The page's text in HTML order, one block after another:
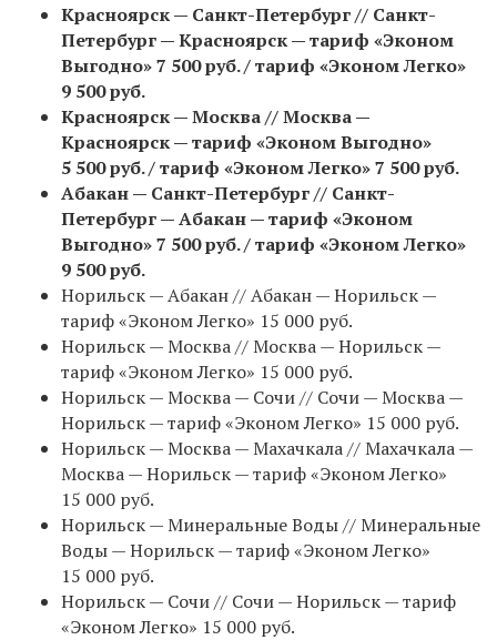
Красноярск — Санкт-Петербург // Санкт-
Петербург — Красноярск — тариф «Эконом
Выгодно» 7 500 руб. / тариф «Эконом Легко»
9 500 руб.
Красноярск — Москва // Москва —
Красноярск — тариф «Эконом Выгодно»
5 500 руб. / тариф «Эконом Легко» 7 500 руб.
Абакан — Санкт-Петербург // Санкт-
Петербург — Абакан — тариф «Эконом
Выгодно» 7 500 руб. / тариф «Эконом Легко»
9 500 руб.
Норильск — Абакан // Абакан — Норильск —
тариф «Эконом Легко» 15 000 руб.
Норильск — Москва // Москва — Норильск —
тариф «Эконом Легко» 15 000 руб.
Норильск — Москва — Сочи // Сочи — Москва —
Норильск — тариф «Эконом Легко» 15 000 руб.
Норильск — Москва — Махачкала // Махачкала —
Москва — Норильск — тариф «Эконом Легко»
15 000 руб.
Норильск — Минеральные Воды // Минеральные
Воды — Норильск — тариф «Эконом Легко»
15 000 руб.
Норильск — Сочи // Сочи — Норильск — тариф
«Эконом Легко» 15 000 руб.